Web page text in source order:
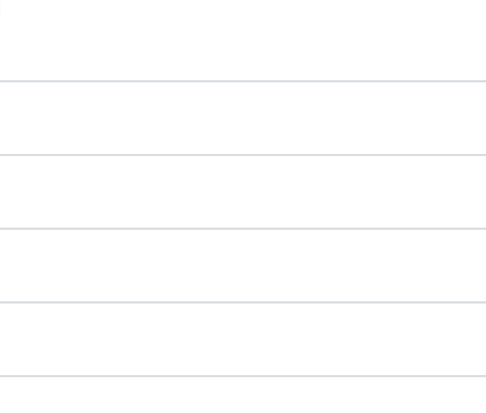
nach § 12 Abs. 1 Satz 2
drei Wochen nach Eingang der Anzeige